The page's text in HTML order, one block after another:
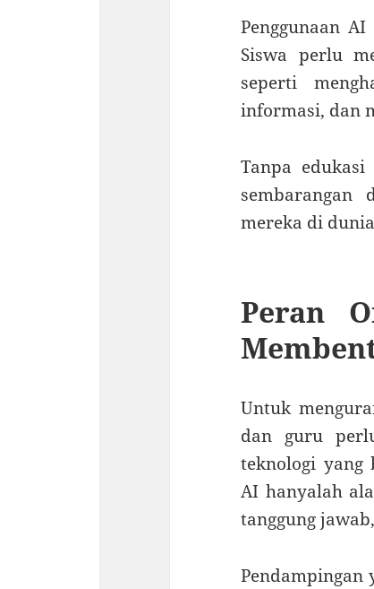
Penggunaan
Siswa perlu
seperti
informasi, dan
Tanpa
mereka di
Peran
Untuk
dan guru
teknologi yang
AI hanyalah
tanggung
Pendampingan